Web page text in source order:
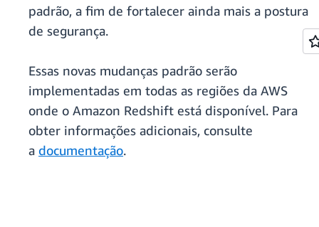
padrão, a fim de fortalecer ainda mais a postura
de segurança.
Essas novas mudanças padrão serão
implementadas em todas as regiões da AWS
onde o Amazon Redshift está disponível. Para
obter informações adicionais, consulte
a documentação.